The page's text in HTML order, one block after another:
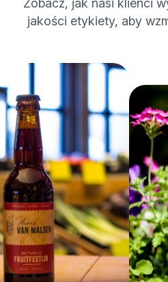
Zobacz, jak nasi klienci
jakości etykiety, aby